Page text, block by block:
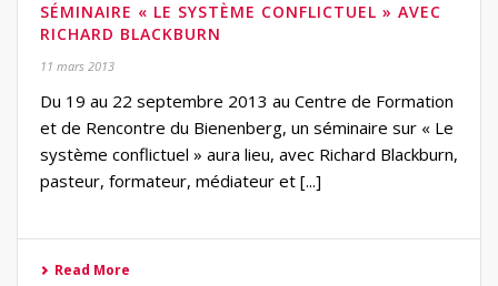
SÉMINAIRE « LE SYSTÈME CONFLICTUEL » AVEC
RICHARD BLACKBURN
11 mars 2013
Du 19 au 22 septembre 2013 au Centre de Formation
et de Rencontre du Bienenberg, un séminaire sur « Le
système conflictuel » aura lieu, avec Richard Blackburn,
pasteur, formateur, médiateur et [...]
Read More